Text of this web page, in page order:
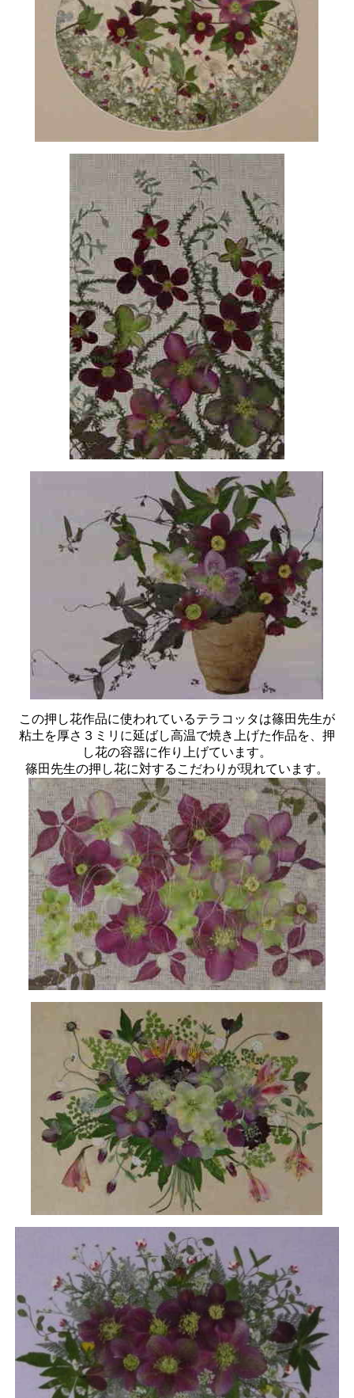
この押し花作品に使われているテラコッタは篠田先生が
粘土を厚さ３ミリに延ばし高温で焼き上げた作品を、押
し花の容器に作り上げています。
篠田先生の押し花に対するこだわりが現れています。